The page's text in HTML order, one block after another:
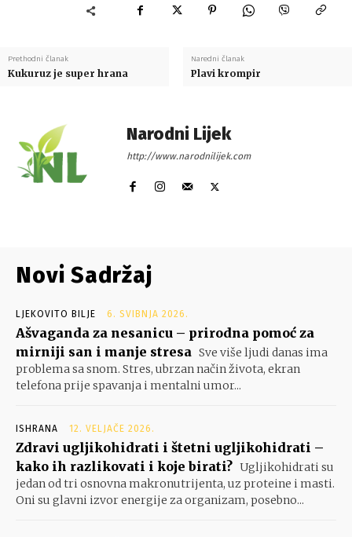
Prethodni članak
Kukuruz je super hrana
Naredni članak
Plavi krompir
Narodni Lijek
http://www.narodnilijek.com
Novi Sadržaj
LJEKOVITO BILJE 6. SVIBNJA 2026.
Ašvaganda za nesanicu – prirodna pomoć za
mirniji san i manje stresa Sve više ljudi danas ima
problema sa snom. Stres, ubrzan način života, ekran
telefona prije spavanja i mentalni umor...
ISHRANA 12. VELJAČE 2026.
Zdravi ugljikohidrati i štetni ugljikohidrati –
kako ih razlikovati i koje birati? Ugljikohidrati su
jedan od tri osnovna makronutrijenta, uz proteine i masti.
Oni su glavni izvor energije za organizam, posebno...